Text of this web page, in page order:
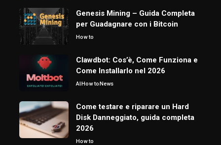
Genesis Mining – Guida Completa
per Guadagnare con i Bitcoin
How to
Clawdbot: Cos’è, Come Funziona e
Come Installarlo nel 2026
AIHow toNews
Come testare e riparare un Hard
Disk Danneggiato, guida completa
2026
How to